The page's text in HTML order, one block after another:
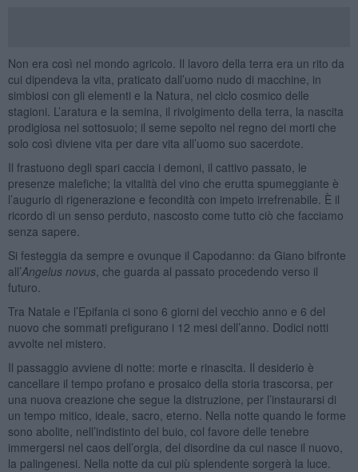
Non era così nel mondo agricolo. Il lavoro della terra era un rito da
cui dipendeva la vita, praticato dall’uomo nudo di macchine, in
simbiosi con gli elementi e la Natura, nel ciclo cosmico delle
stagioni. L’aratura e la semina, il rivolgimento della terra, la nascita
prodigiosa nel sottosuolo; il seme sepolto nel regno dei morti che
solo così diviene vita per dare vita all’uomo suo sacerdote.
Il frastuono degli spari caccia i demoni, il cattivo passato, le
presenze malefiche; la vitalità del vino che erutta spumeggiante è
l’augurio di rigenerazione e fecondità con impeto irrefrenabile. È il
ricordo di un senso perduto, nascosto come tutto ciò che facciamo
senza sapere.
Si festeggia da sempre e ovunque il Capodanno: da Giano bifronte
all’Angelus novus, che guarda al passato procedendo verso il
futuro.
Tra Natale e l’Epifania ci sono 6 giorni del vecchio anno e 6 del
nuovo che sommati prefigurano i 12 mesi dell’anno. Dodici notti
avvolte nel mistero.
Il passaggio avviene di notte: morte e rinascita. Il desiderio è
cancellare il tempo profano e prosaico della storia trascorsa, per
una nuova creazione che segue la distruzione, per l’instaurarsi di
un tempo mitico, ideale, sacro, eterno. Nella notte quando le forme
sono abolite, nell’indistinto del buio, col favore delle tenebre
immergersi nel caos dell’orgia, del disordine da cui nasce il nuovo,
la palingenesi. Nella notte da cui più splendente sorgerà la luce.